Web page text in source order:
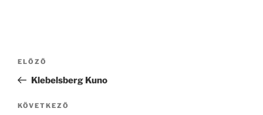
Bejegyzés
Korábbi
bejegyzés
ELŐZŐ
Klebelsberg Kuno
Következő
KÖVETKEZŐ